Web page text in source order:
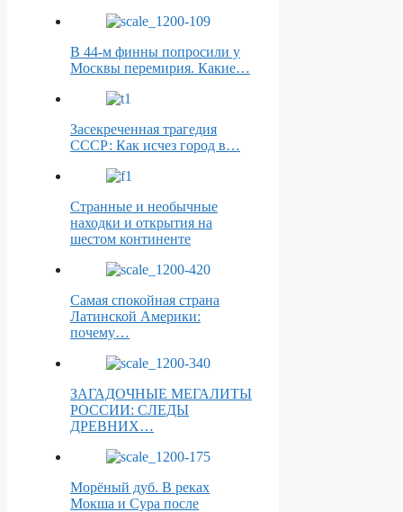
В 44-м финны попросили у
Москвы перемирия. Какие…
Засекреченная трагедия
СССР: Как исчез город в…
Странные и необычные
находки и открытия на
шестом континенте
Самая спокойная страна
Латинской Америки:
почему…
ЗАГАДОЧНЫЕ МЕГАЛИТЫ
РОССИИ: СЛЕДЫ
ДРЕВНИХ…
Морёный дуб. В реках
Мокша и Сура после